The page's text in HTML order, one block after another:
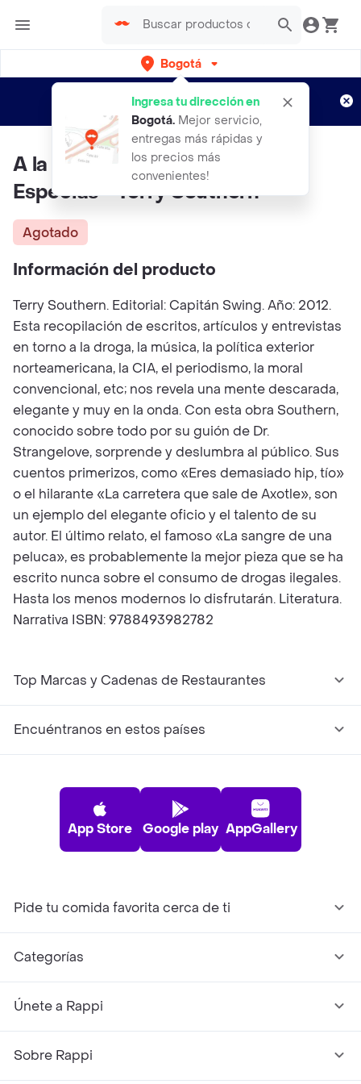
Bogotá
Ingresa tu dirección en
Bogotá. Mejor servicio,
entregas más rápidas y
los precios más
convenientes!
envíos gratis por semanas
Aplican TyC
A la Rica Marihuana y Otras
Especias - Terry Southern
Agotado
Información del producto
Terry Southern. Editorial: Capitán Swing. Año: 2012.
Esta recopilación de escritos, artículos y entrevistas
en torno a la droga, la música, la política exterior
norteamericana, la CIA, el periodismo, la moral
convencional, etc; nos revela una mente descarada,
elegante y muy en la onda. Con esta obra Southern,
conocido sobre todo por su guión de Dr.
Strangelove, sorprende y deslumbra al público. Sus
cuentos primerizos, como «Eres demasiado hip, tío»
o el hilarante «La carretera que sale de Axotle», son
un ejemplo del elegante oficio y el talento de su
autor. El último relato, el famoso «La sangre de una
peluca», es probablemente la mejor pieza que se ha
escrito nunca sobre el consumo de drogas ilegales.
Hasta los menos modernos lo disfrutarán. Literatura.
Narrativa ISBN: 9788493982782
Top Marcas y Cadenas de Restaurantes
Encuéntranos en estos países
App Store Google play AppGallery
Pide tu comida favorita cerca de ti
Categorías
Únete a Rappi
Sobre Rappi